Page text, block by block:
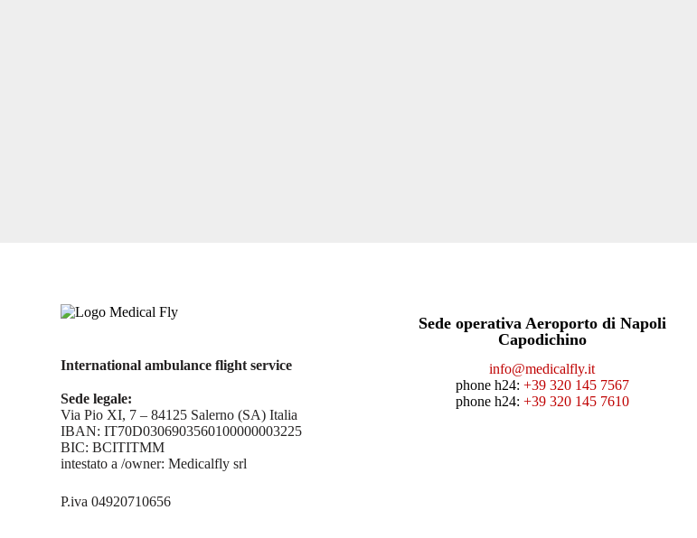
International ambulance flight service
Sede legale:
Via Pio XI, 7 – 84125 Salerno (SA) Italia
IBAN: IT70D0306903560100000003225
BIC: BCITITMM
intestato a /owner: Medicalfly srl
P.iva 04920710656
Sede operativa Aeroporto di Napoli
Capodichino
info@medicalfly.it
phone h24: +39 320 145 7567
phone h24: +39 320 145 7610